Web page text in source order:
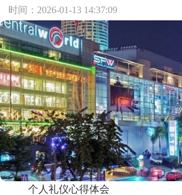
时间：2026-01-13 14:37:09
个人礼仪心得体会